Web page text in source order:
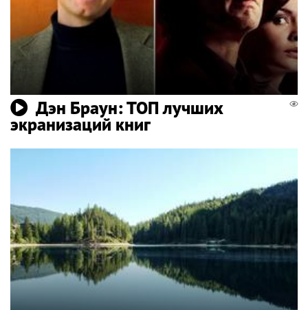
Дэн Браун: ТОП лучших
экранизаций книг